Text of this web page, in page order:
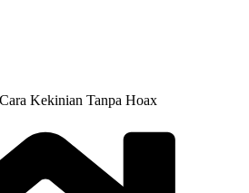
Kekinian Tanpa Hoax